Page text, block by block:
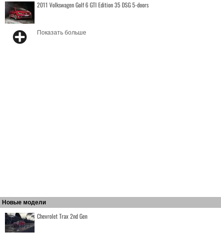
2011 Volkswagen Golf 6 GTI Edition 35 DSG 5-doors
Показать больше
Новые модели
Chevrolet Trax 2nd Gen